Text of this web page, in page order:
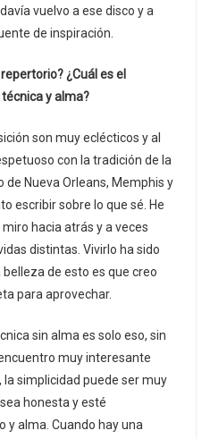
vuelvo a ese disco y a
de inspiración.
¿Cuál es el
y alma?
son muy eclécticos y al
con la tradición de la
de Nueva Orleans, Memphis y
escribir sobre lo que sé. He
hacia atrás y a veces
distintas. Vivirlo ha sido
de esto es que creo
para aprovechar.
sin alma es solo eso, sin
muy interesante
la simplicidad puede ser muy
honesta y esté
alma. Cuando hay una